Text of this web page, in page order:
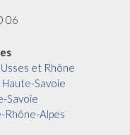
06
et Rhône
Savoie
Savoie
Rhône-Alpes